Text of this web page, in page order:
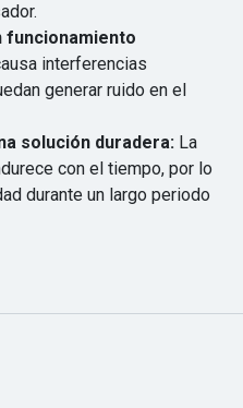
funcionamiento
interferencias
generar ruido en el
solución duradera: La
con el tiempo, por lo
durante un largo periodo